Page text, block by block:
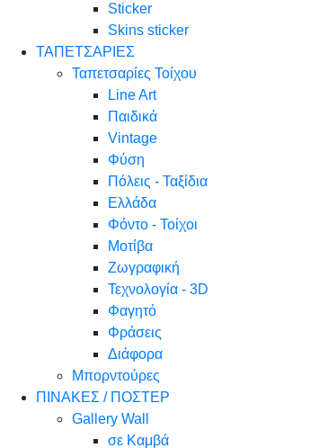
Sticker
Skins sticker
ΤΑΠΕΤΣΑΡΙΕΣ
Ταπετσαρίες Τοίχου
Line Art
Παιδικά
Vintage
Φύση
Πόλεις - Ταξίδια
Ελλάδα
Φόντο - Τοίχοι
Μοτίβα
Ζωγραφική
Τεχνολογία - 3D
Φαγητό
Φράσεις
Διάφορα
Μπορντούρες
ΠΙΝΑΚΕΣ / ΠΟΣΤΕΡ
Gallery Wall
σε Καμβά